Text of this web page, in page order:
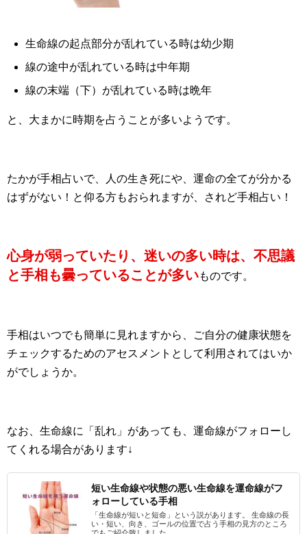
生命線の起点部分が乱れている時は幼少期
線の途中が乱れている時は中年期
線の末端（下）が乱れている時は晩年
と、大まかに時期を占うことが多いようです。
たかが手相占いで、人の生き死にや、運命の全てが分かる
はずがない！と仰る方もおられますが、されど手相占い！
心身が弱っていたり、迷いの多い時は、不思議
と手相も曇っていることが多いものです。
手相はいつでも簡単に見れますから、ご自分の健康状態を
チェックするためのアセスメントとして利用されてはいか
がでしょうか。
なお、生命線に「乱れ」があっても、運命線がフォローし
てくれる場合があります↓
短い生命線や状態の悪い生命線を運命線がフ
ォローしている手相
「生命線が短いと短命」という説があります。 生命線の長
い・短い、向き、ゴールの位置で占う手相の見方のところ